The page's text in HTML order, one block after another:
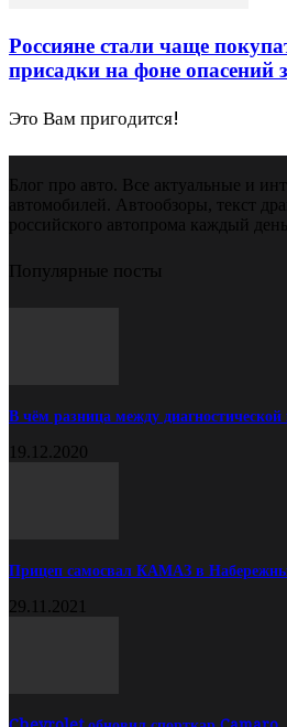
Россияне стали чаще
присадки на фоне опасений
Это Вам пригодится!
Блог про авто. Все актуальные и
автомобилей. Автообзоры, текст
российского автопрома каждый
Популярные посты
В чём разница между
19.12.2020
Прицеп самосвал КАМАЗ в
29.11.2021